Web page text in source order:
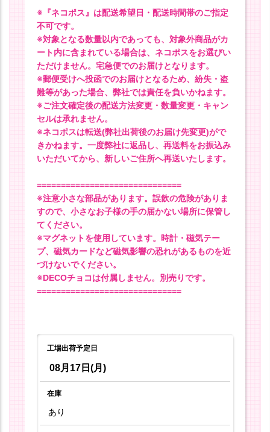
※『ネコポス』は配送希望日・配送時間帯のご指定
不可です。
※対象となる数量以内であっても、対象外商品がカ
ート内に含まれている場合は、ネコポスをお選びい
ただけません。宅急便でのお届けとなります。
※郵便受けへ投函でのお届けとなるため、紛失・盗
難等があった場合、弊社では責任を負いかねます。
※ご注文確定後の配送方法変更・数量変更・キャン
セルは承れません。
※ネコポスは転送(弊社出荷後のお届け先変更)がで
きかねます。一度弊社に返品し、再送料をお振込み
いただいてから、新しいご住所へ再送いたします。
==============================
※注意小さな部品があります。誤飲の危険がありま
すので、小さなお子様の手の届かない場所に保管し
てください。
※マグネットを使用しています。時計・磁気テー
プ、磁気カードなど磁気影響の恐れがあるものを近
づけないでください。
※DECOチョコは付属しません。別売りです。
==============================
工場出荷予定日
08月17日(月)
在庫
あり